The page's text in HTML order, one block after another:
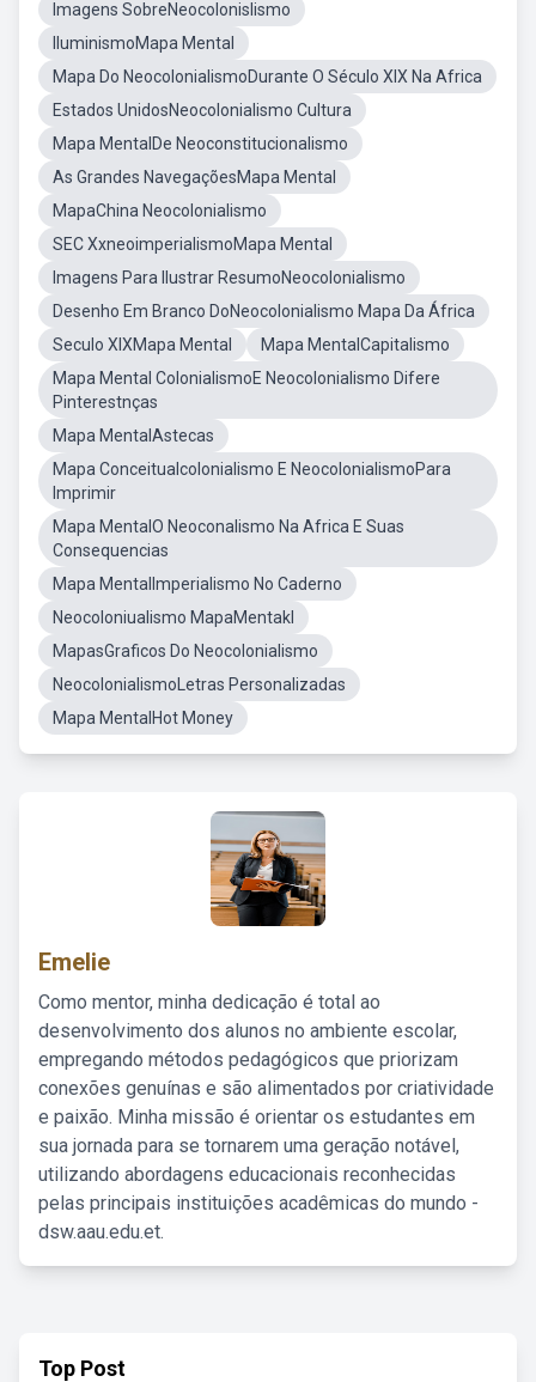
Imagens SobreNeocolonislismo
IluminismoMapa Mental
Mapa Do NeocolonialismoDurante O Século XIX Na Africa
Estados UnidosNeocolonialismo Cultura
Mapa MentalDe Neoconstitucionalismo
As Grandes NavegaçõesMapa Mental
MapaChina Neocolonialismo
SEC XxneoimperialismoMapa Mental
Imagens Para Ilustrar ResumoNeocolonialismo
Desenho Em Branco DoNeocolonialismo Mapa Da África
Seculo XIXMapa Mental
Mapa MentalCapitalismo
Mapa Mental ColonialismoE Neocolonialismo Difere
Pinterestnças
Mapa MentalAstecas
Mapa Conceitualcolonialismo E NeocolonialismoPara
Imprimir
Mapa MentalO Neoconalismo Na Africa E Suas
Consequencias
Mapa MentalImperialismo No Caderno
Neocoloniualismo MapaMentakl
MapasGraficos Do Neocolonialismo
NeocolonialismoLetras Personalizadas
Mapa MentalHot Money
Emelie
Como mentor, minha dedicação é total ao
desenvolvimento dos alunos no ambiente escolar,
empregando métodos pedagógicos que priorizam
conexões genuínas e são alimentados por criatividade
e paixão. Minha missão é orientar os estudantes em
sua jornada para se tornarem uma geração notável,
utilizando abordagens educacionais reconhecidas
pelas principais instituições acadêmicas do mundo -
dsw.aau.edu.et.
Top Post